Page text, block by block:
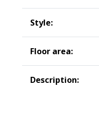
Style:
Floor area:
Description: